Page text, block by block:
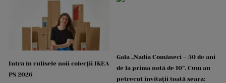
Intră în culisele noii colecții IKEA
PS 2026
Gala „Nadia Comăneci – 50 de ani
de la prima notă de 10”. Cum au
petrecut invitații toată seara: